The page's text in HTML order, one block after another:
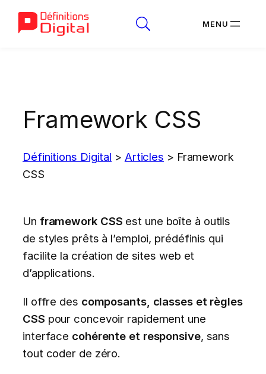
Framework CSS
Définitions Digital > Articles > Framework
CSS
Un framework CSS est une boîte à outils
de styles prêts à l’emploi, prédéfinis qui
facilite la création de sites web et
d’applications.
Il offre des composants, classes et règles
CSS pour concevoir rapidement une
interface cohérente et responsive, sans
tout coder de zéro.